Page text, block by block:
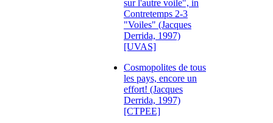
sur l'autre voile", in
Contretemps 2-3
"Voiles" (Jacques
Derrida, 1997)
[UVAS]
Cosmopolites de tous
les pays, encore un
effort! (Jacques
Derrida, 1997)
[CTPEE]